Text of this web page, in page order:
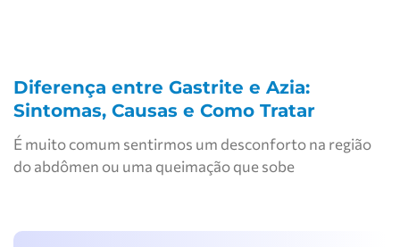
Diferença entre Gastrite e Azia:
Sintomas, Causas e Como Tratar
É muito comum sentirmos um desconforto na região
do abdômen ou uma queimação que sobe